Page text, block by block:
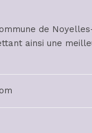
de
ainsi une